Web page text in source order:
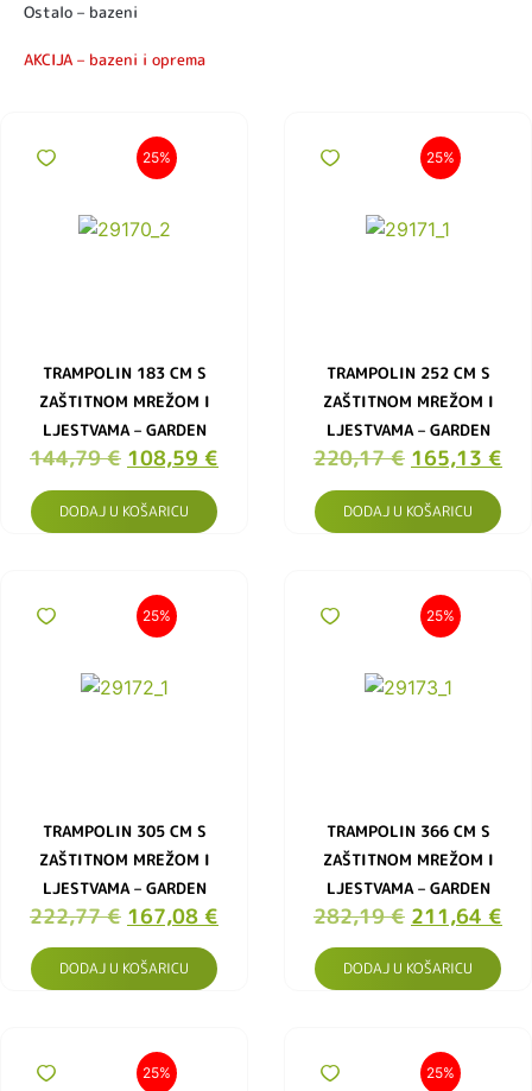
Ostalo – bazeni
AKCIJA – bazeni i oprema
25%
TRAMPOLIN 183 CM S
ZAŠTITNOM MREŽOM I
LJESTVAMA – GARDEN
144,79€ 108,59 €
DODAJ U KOŠARICU
25%
TRAMPOLIN 252 CM S
ZAŠTITNOM MREŽOM I
LJESTVAMA – GARDEN
220,17€ 165,13 €
DODAJ U KOŠARICU
25%
TRAMPOLIN 305 CM S
ZAŠTITNOM MREŽOM I
LJESTVAMA – GARDEN
222,77€ 167,08 €
DODAJ U KOŠARICU
25%
TRAMPOLIN 366 CM S
ZAŠTITNOM MREŽOM I
LJESTVAMA – GARDEN
282,19€ 211,64 €
DODAJ U KOŠARICU
25% 25%